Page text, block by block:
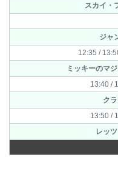
スカイ・
ジャ
12:35 /
ミッキーのマ
13:40 /
ク
13:50 /
レッ